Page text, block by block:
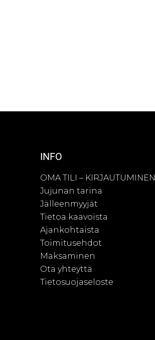
INFO
OMA TILI – KIRJAUTUMINEN
Jujunan tarina
Jälleenmyyjät
Tietoa kaavoista
Ajankohtaista
Toimitusehdot
Maksaminen
Ota yhteyttä
Tietosuojaseloste